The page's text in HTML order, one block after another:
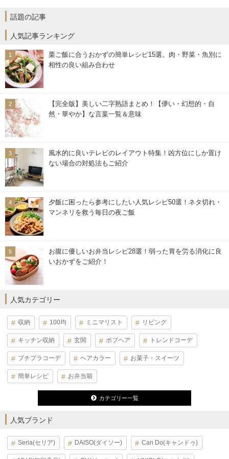
話題の記事
人気記事ランキング
栗ご飯に合うおかずの簡単レシピ15選。肉・野菜・魚別に
相性の良い組み合わせ
【完全版】美しい二字熟語まとめ！【儚い・幻想的・自
然・華やか】な言葉一覧＆意味
風水的に良いテレビのレイアウト特集！凶方位にしか置け
ない場合の対処法もご紹介
夕飯に困ったら参考にしたい人気レシピ50選！ネタ切れ・
マンネリを救う毎日の夜ご飯
お腹に優しいお弁当レシピ28選！弱った胃を労る消化に良
いおかずをご紹介！
人気カテゴリー
収納 100均 ミニマリスト リビング
キッチン収納 玄関 ボブヘア トレンドコーデ
プチプラコーデ ヘアカラー お菓子・スイーツ
簡単レシピ お弁当箱
カテゴリー一覧
人気ブランド
Seria(セリア) DAISO(ダイソー) Can Do(キャンドゥ)